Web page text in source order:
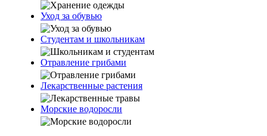
Уход за обувью
Студентам и школьникам
Отравление грибами
Лекарственные растения
Морские водоросли